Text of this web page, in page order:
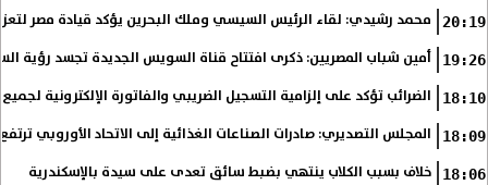
20:19 محمد رشيدي: لقاء الرئيس السيسي وملك البحرين يؤكد قيادة مصر
19:26 أمين شباب المصريين: ذكرى افتتاح قناة السويس الجديدة تجسد رؤية
18:10 الضرائب تؤكد على إلزامية التسجيل الضريبي والفاتورة الإلكترونية
18:09 المجلس التصديري: صادرات الصناعات الغذائية إلى الاتحاد الأوروبي ترتفع 15.4% خلال النصف الأول من
18:06 خلاف بسبب الكلاب ينتهي بضبط سائق تعدى على سيدة بالإسكندرية